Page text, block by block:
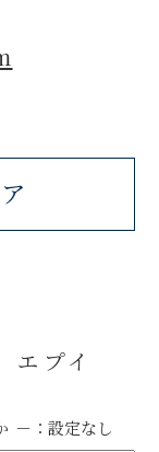
プイ
－ ：設定なし